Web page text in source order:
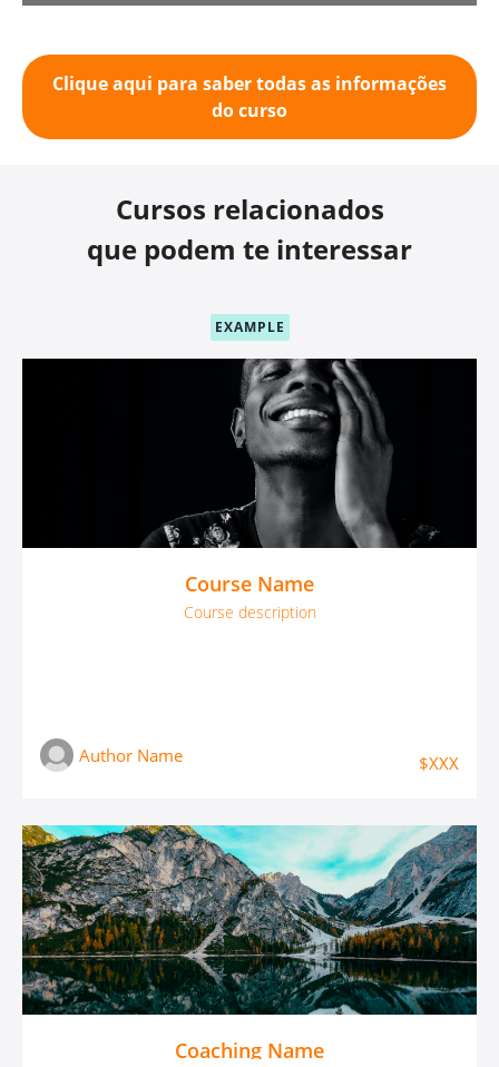
Clique aqui para saber todas as informações
do curso
Cursos relacionados
que podem te interessar
EXAMPLE
Course Name
Course description
Author Name $XXX
Coaching Name